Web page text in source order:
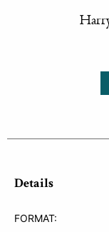
Details
FORMAT: